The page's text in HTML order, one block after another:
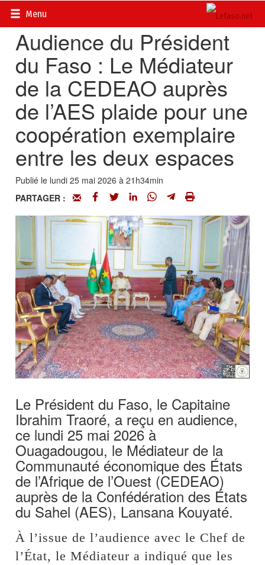
Menu
Accueil>
Audience du Président
du Faso : Le Médiateur
de la CEDEAO auprès
de l’AES plaide pour une
coopération exemplaire
entre les deux espaces
Publié le lundi 25 mai 2026 à 21h34min
PARTAGER :
Le Président du Faso, le Capitaine
Ibrahim Traoré, a reçu en audience,
ce lundi 25 mai 2026 à
Ouagadougou, le Médiateur de la
Communauté économique des États
de l’Afrique de l’Ouest (CEDEAO)
auprès de la Confédération des États
du Sahel (AES), Lansana Kouyaté.
À l’issue de l’audience avec le Chef de
l’État, le Médiateur a indiqué que les